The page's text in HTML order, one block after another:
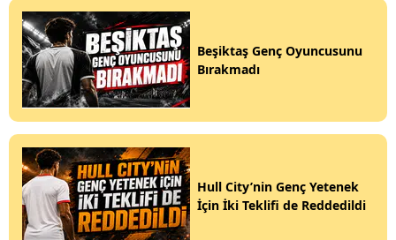
Beşiktaş Genç Oyuncusunu
Bırakmadı
Hull City’nin Genç Yetenek
İçin İki Teklifi de Reddedildi